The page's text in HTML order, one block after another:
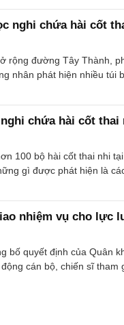
nghi chứa hài cốt
rộng đường Tây Thành,
nhân phát hiện nhiều túi
chứa hài cốt
100 bộ hài cốt thai nhi
gì được phát hiện là
nhiệm vụ cho lực
bố quyết định của Quân
cán bộ, chiến sĩ tham